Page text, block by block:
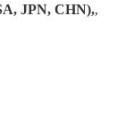
JPN, CHN),,